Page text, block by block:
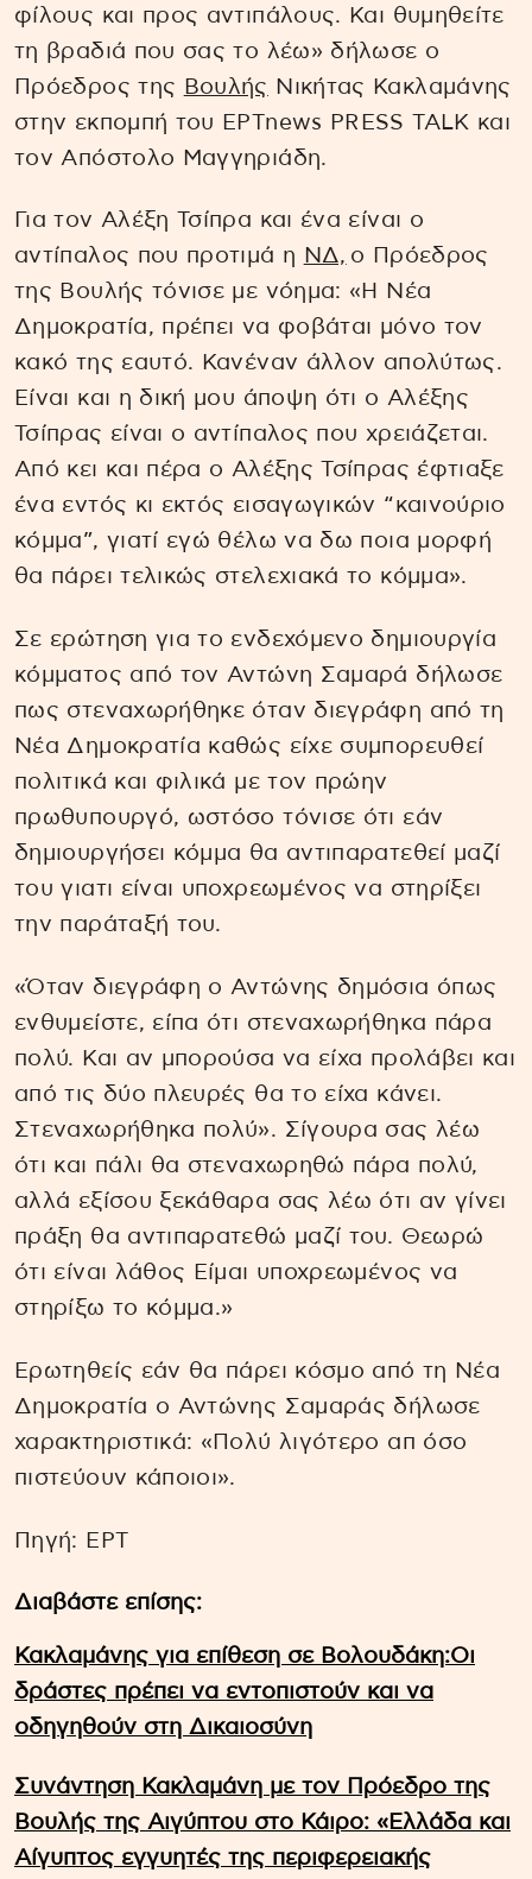
φίλους και προς αντιπάλους. Και θυμηθείτε
τη βραδιά που σας το λέω» δήλωσε ο
Πρόεδρος της Βουλής Νικήτας Κακλαμάνης
στην εκπομπή του ΕΡΤnews PRESS TALK και
τον Απόστολο Μαγγηριάδη.
Για τον Αλέξη Τσίπρα και ένα είναι ο
αντίπαλος που προτιμά η ΝΔ, ο Πρόεδρος
της Βουλής τόνισε με νόημα: «Η Νέα
Δημοκρατία, πρέπει να φοβάται μόνο τον
κακό της εαυτό. Κανέναν άλλον απολύτως.
Είναι και η δική μου άποψη ότι ο Αλέξης
Τσίπρας είναι ο αντίπαλος που χρειάζεται.
Από κει και πέρα ο Αλέξης Τσίπρας έφτιαξε
ένα εντός κι εκτός εισαγωγικών “καινούριο
κόμμα”, γιατί εγώ θέλω να δω ποια μορφή
θα πάρει τελικώς στελεχιακά το κόμμα».
Σε ερώτηση για το ενδεχόμενο δημιουργία
κόμματος από τον Αντώνη Σαμαρά δήλωσε
πως στεναχωρήθηκε όταν διεγράφη από τη
Νέα Δημοκρατία καθώς είχε συμπορευθεί
πολιτικά και φιλικά με τον πρώην
πρωθυπουργό, ωστόσο τόνισε ότι εάν
δημιουργήσει κόμμα θα αντιπαρατεθεί μαζί
του γιατι είναι υποχρεωμένος να στηρίξει
την παράταξή του.
«Όταν διεγράφη ο Αντώνης δημόσια όπως
ενθυμείστε, είπα ότι στεναχωρήθηκα πάρα
πολύ. Και αν μπορούσα να είχα προλάβει και
από τις δύο πλευρές θα το είχα κάνει.
Στεναχωρήθηκα πολύ». Σίγουρα σας λέω
ότι και πάλι θα στεναχωρηθώ πάρα πολύ,
αλλά εξίσου ξεκάθαρα σας λέω ότι αν γίνει
πράξη θα αντιπαρατεθώ μαζί του. Θεωρώ
ότι είναι λάθος Είμαι υποχρεωμένος να
στηρίξω το κόμμα.»
Ερωτηθείς εάν θα πάρει κόσμο από τη Νέα
Δημοκρατία ο Αντώνης Σαμαράς δήλωσε
χαρακτηριστικά: «Πολύ λιγότερο απ όσο
πιστεύουν κάποιοι».
Πηγή: EΡΤ
Διαβάστε επίσης:
Κακλαμάνης για επίθεση σε Βολουδάκη:Οι
δράστες πρέπει να εντοπιστούν και να
οδηγηθούν στη Δικαιοσύνη
Συνάντηση Κακλαμάνη με τον Πρόεδρο της
Βουλής της Αιγύπτου στο Κάιρο: «Ελλάδα και
Αίγυπτος εγγυητές της περιφερειακής